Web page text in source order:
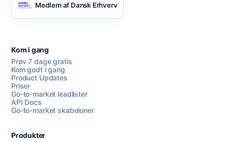
Medlem af Dansk Erhverv
Kom i gang
Prøv 7 dage gratis
Kom godt i gang
Product Updates
Priser
Go-to-market leadlister
API Docs
Go-to-market skabeloner
Produkter